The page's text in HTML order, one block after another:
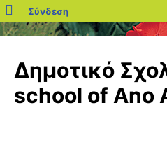
blogs.sch.gr
Σύνδεση
περιεχόμενο
Δημοτικό
school of Ano